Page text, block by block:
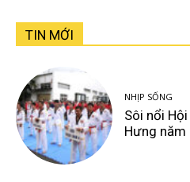
TIN MỚI
NHỊP SỐNG
Sôi nổi
Hưng năm